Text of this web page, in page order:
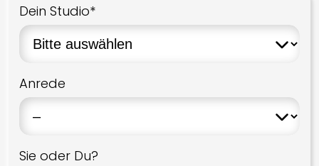
Dein Studio*
Anrede
Sie oder Du?